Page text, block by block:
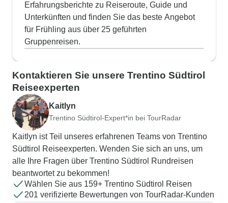
Erfahrungsberichte zu Reiseroute, Guide und
Unterkünften und finden Sie das beste Angebot
für Frühling aus über 25 geführten
Gruppenreisen.
Kontaktieren Sie unsere Trentino Südtirol
Reiseexperten
Kaitlyn
Trentino Südtirol-Expert*in bei TourRadar
Kaitlyn ist Teil unseres erfahrenen Teams von Trentino
Südtirol Reiseexperten. Wenden Sie sich an uns, um
alle Ihre Fragen über Trentino Südtirol Rundreisen
beantwortet zu bekommen!
Wählen Sie aus 159+ Trentino Südtirol Reisen
201 verifizierte Bewertungen von TourRadar-Kunden